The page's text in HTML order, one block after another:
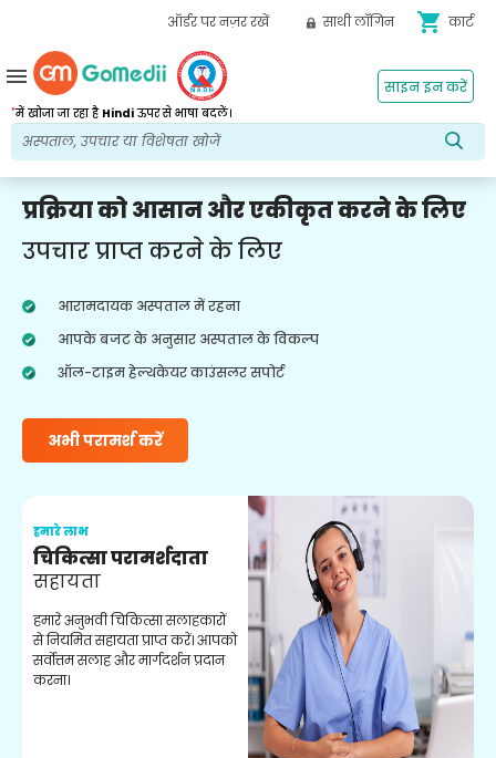
ऑर्डर पर नज़र रखें साथी लॉगिन shopping_cart कार्ट
*में खोजा जा रहा है Hindiऊपर से भाषा बदलें।
साइन इन करें
menu
प्रक्रिया को आसान और एकीकृत करने के लिए
उपचार प्राप्त करने के लिए
आरामदायक अस्पताल में रहना
आपके बजट के अनुसार अस्पताल के विकल्प
ऑल-टाइम हेल्थकेयर काउंसलर सपोर्ट
अभी परामर्श करें
हमारे लाभ
चिकित्सा परामर्शदाता
सहायता
हमारे अनुभवी चिकित्सा सलाहकारों
से नियमित सहायता प्राप्त करें। आपको
सर्वोत्तम सलाह और मार्गदर्शन प्रदान
करना।